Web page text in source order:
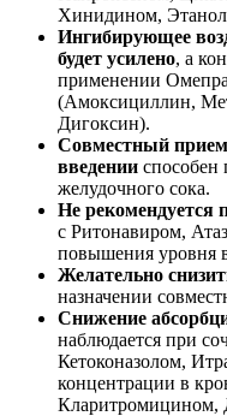
Хинидином,
Ингибирующее
будет усилено, а
применении
(Амоксициллин,
Дигоксин).
Совместный
введении
желудочного сока.
Не рекомендуется
с Ритонавиром,
повышения уровня
Желательно
назначении
Снижение
наблюдается при
Кетоконазолом,
концентрации в
Кларитромицином,